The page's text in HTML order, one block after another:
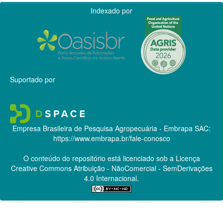
Indexado por
Suportado por
Empresa Brasileira de Pesquisa Agropecuária - Embrapa SAC:
https://www.embrapa.br/fale-conosco
O conteúdo do repositório está licenciado sob a Licença
Creative CommonsAtribuição - NãoComercial - SemDerivações
4.0 Internacional.